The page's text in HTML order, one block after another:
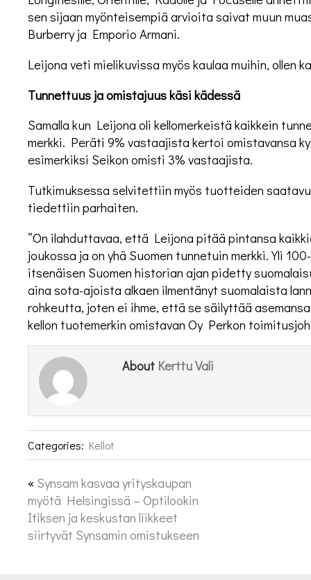
sen sijaan myönteisempiä arvioita saivat muun
Burberry ja Emporio Armani.
Leijona veti mielikuvissa myös kaulaa muihin, ollen
Tunnettuus ja omistajuus käsi kädessä
Samalla kun Leijona oli kellomerkeistä kaikkein
merkki. Peräti 9% vastaajista kertoi omistavansa
esimerkiksi Seikon omisti 3% vastaajista.
Tutkimuksessa selvitettiin myös tuotteiden
tiedettiin parhaiten.
”On ilahduttavaa, että Leijona pitää pintansa
joukossa ja on yhä Suomen tunnetuin merkki. Yli
itsenäisen Suomen historian ajan pidetty
aina sota-ajoista alkaen ilmentänyt suomalaista
rohkeutta, joten ei ihme, että se säilyttää
kellon tuotemerkin omistavan Oy Perkon
About Kerttu Vali
Categories: Kellot
« Synsam kasvaa yrityskaupan
myötä Helsingissä – Optilookin
Itiksen ja keskustan liikkeet
siirtyvät Synsamin omistukseen